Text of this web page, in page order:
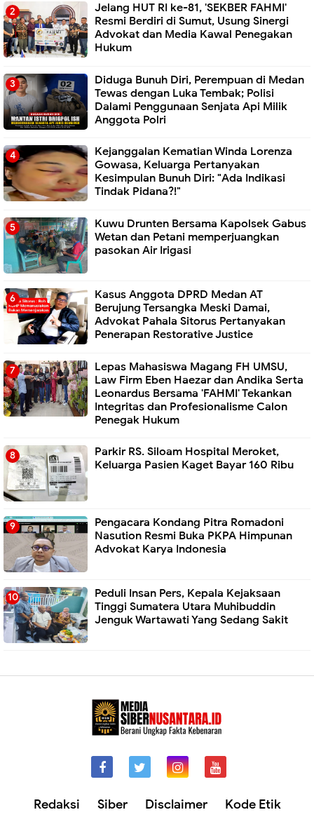
Jelang HUT RI ke-81, 'SEKBER FAHMI'
Resmi Berdiri di Sumut, Usung Sinergi
Advokat dan Media Kawal Penegakan
Hukum
Diduga Bunuh Diri, Perempuan di Medan
Tewas dengan Luka Tembak; Polisi
Dalami Penggunaan Senjata Api Milik
Anggota Polri
Kejanggalan Kematian Winda Lorenza
Gowasa, Keluarga Pertanyakan
Kesimpulan Bunuh Diri: "Ada Indikasi
Tindak Pidana?!"
Kuwu Drunten Bersama Kapolsek Gabus
Wetan dan Petani memperjuangkan
pasokan Air Irigasi
Kasus Anggota DPRD Medan AT
Berujung Tersangka Meski Damai,
Advokat Pahala Sitorus Pertanyakan
Penerapan Restorative Justice
Lepas Mahasiswa Magang FH UMSU,
Law Firm Eben Haezar dan Andika Serta
Leonardus Bersama 'FAHMI' Tekankan
Integritas dan Profesionalisme Calon
Penegak Hukum
Parkir RS. Siloam Hospital Meroket,
Keluarga Pasien Kaget Bayar 160 Ribu
Pengacara Kondang Pitra Romadoni
Nasution Resmi Buka PKPA Himpunan
Advokat Karya Indonesia
Peduli Insan Pers, Kepala Kejaksaan
Tinggi Sumatera Utara Muhibuddin
Jenguk Wartawati Yang Sedang Sakit
Redaksi Siber Disclaimer Kode Etik